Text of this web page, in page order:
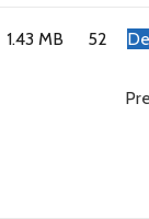
1.43 MB 52